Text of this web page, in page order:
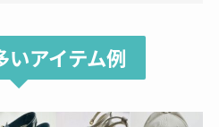
いアイテム例